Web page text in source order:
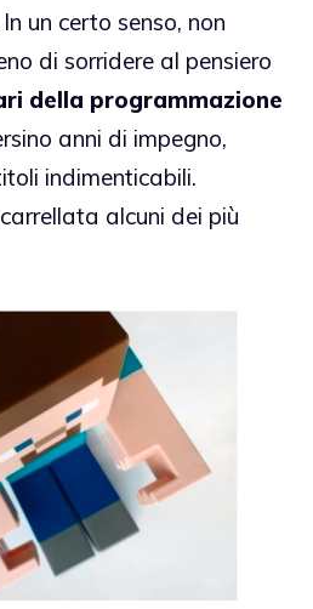
In un certo senso, non
di sorridere al pensiero
della programmazione
anni di impegno,
indimenticabili.
alcuni dei più